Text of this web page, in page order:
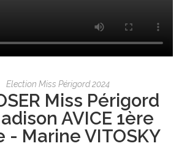
Election Miss Périgord 2024
Miss Périgord
AVICE 1ère
- Marine VITOSKY